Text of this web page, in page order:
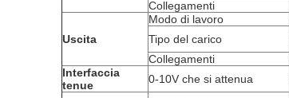
Collegamenti
Uscita
Modo di lavoro
Tipo del carico
Collegamenti
Interfaccia
tenue
0-10V che si attenua